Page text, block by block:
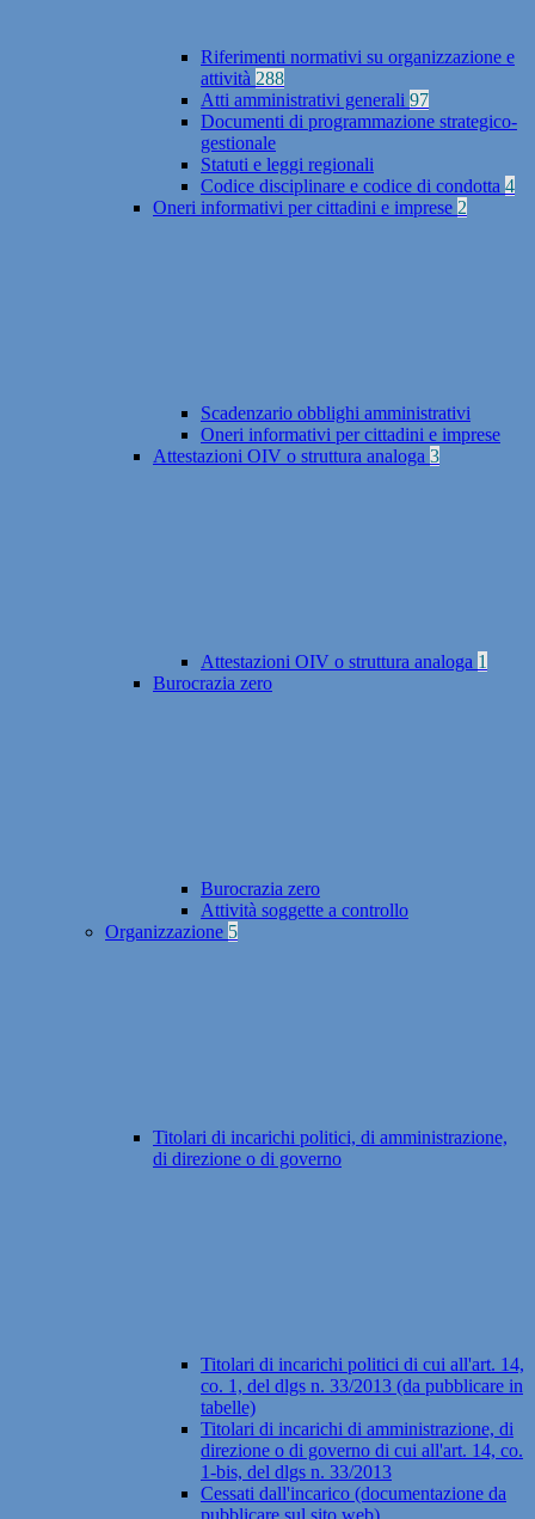
Riferimenti normativi su organizzazione e
attività 288
Atti amministrativi generali 97
Documenti di programmazione strategico-
gestionale
Statuti e leggi regionali
Codice disciplinare e codice di condotta 4
Oneri informativi per cittadini e imprese 2
Scadenzario obblighi amministrativi
Oneri informativi per cittadini e imprese
Attestazioni OIV o struttura analoga 3
Attestazioni OIV o struttura analoga 1
Burocrazia zero
Burocrazia zero
Attività soggette a controllo
Organizzazione 5
Titolari di incarichi politici, di amministrazione,
di direzione o di governo
Titolari di incarichi politici di cui all'art. 14,
co. 1, del dlgs n. 33/2013 (da pubblicare in
tabelle)
Titolari di incarichi di amministrazione, di
direzione o di governo di cui all'art. 14, co.
1-bis, del dlgs n. 33/2013
Cessati dall'incarico (documentazione da